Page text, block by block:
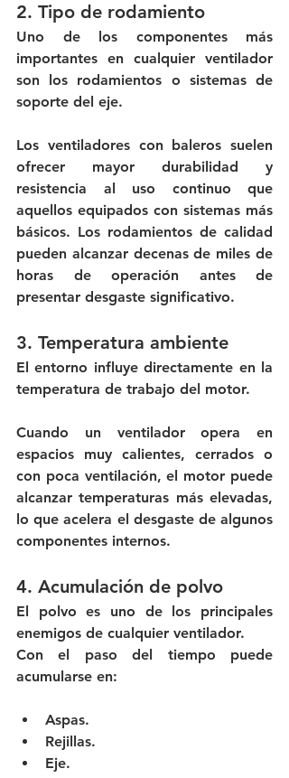
2. Tipo de rodamiento
Uno de los componentes más
importantes en cualquier ventilador
son los rodamientos o sistemas de
soporte del eje.
Los ventiladores con baleros suelen
ofrecer mayor durabilidad y
resistencia al uso continuo que
aquellos equipados con sistemas más
básicos. Los rodamientos de calidad
pueden alcanzar decenas de miles de
horas de operación antes de
presentar desgaste significativo.
3. Temperatura ambiente
El entorno influye directamente en la
temperatura de trabajo del motor.
Cuando un ventilador opera en
espacios muy calientes, cerrados o
con poca ventilación, el motor puede
alcanzar temperaturas más elevadas,
lo que acelera el desgaste de algunos
componentes internos.
4. Acumulación de polvo
El polvo es uno de los principales
enemigos de cualquier ventilador.
Con el paso del tiempo puede
acumularse en:
Aspas.
Rejillas.
Eje.